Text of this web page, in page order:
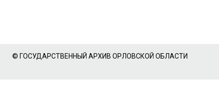
© ГОСУДАРСТВЕННЫЙ АРХИВ ОРЛОВСКОЙ ОБЛАСТИ